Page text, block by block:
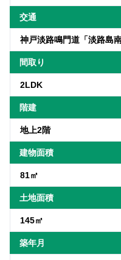
交通
神戸淡路鳴門道「淡路島
間取り
2LDK
階建
地上2階
建物面積
81㎡
土地面積
145㎡
築年月